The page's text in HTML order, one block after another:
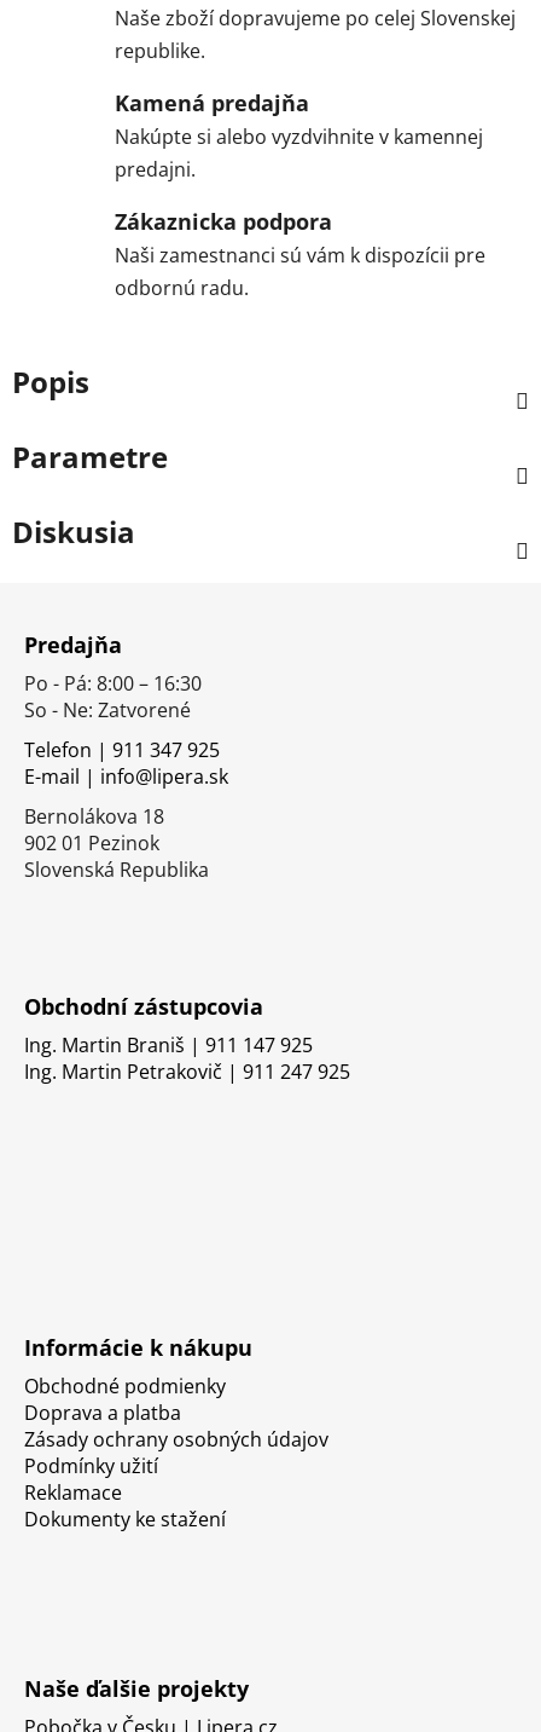
Naše zboží dopravujeme po celej Slovenskej
republike.
Kamená predajňa
Nakúpte si alebo vyzdvihnite v kamennej
predajni.
Zákaznicka podpora
Naši zamestnanci sú vám k dispozícii pre
odbornú radu.
Popis
Parametre
Diskusia
Predajňa
Po - Pá: 8:00 – 16:30
So - Ne: Zatvorené
Telefon | 911 347 925
E-mail | info@lipera.sk
Bernolákova 18
902 01 Pezinok
Slovenská Republika
Obchodní zástupcovia
Ing. Martin Braniš | 911 147 925
Ing. Martin Petrakovič | 911 247 925
Informácie k nákupu
Obchodné podmienky
Doprava a platba
Zásady ochrany osobných údajov
Podmínky užití
Reklamace
Dokumenty ke stažení
Naše ďalšie projekty
Pobočka v Česku | Lipera.cz